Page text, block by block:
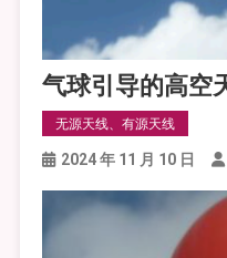
气球引导的高空
无源天线、有源天线
2024 年 11 月 10 日